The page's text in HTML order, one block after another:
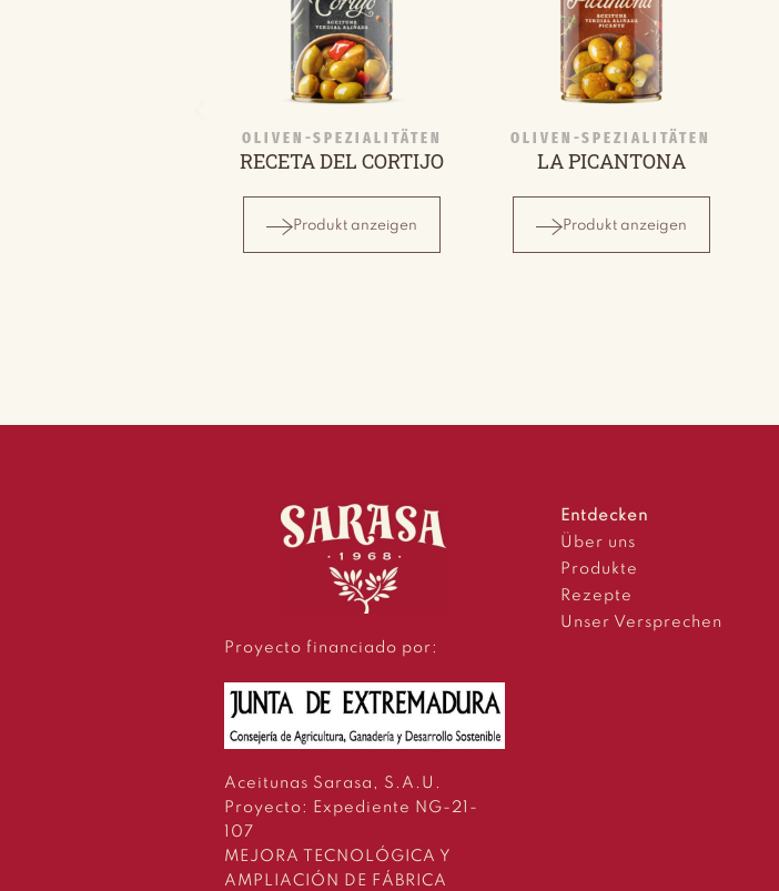
OLIVEN-SPEZIALITÄTEN
RECETA DEL CORTIJO
Produkt anzeigen
OLIVEN-SPEZIALITÄTEN
LA PICANTONA
Produkt anzeigen
Proyecto financiado por:
Aceitunas Sarasa, S.A.U.
Proyecto: Expediente NG-21-
107
MEJORA TECNOLÓGICA Y
AMPLIACIÓN DE FÁBRICA
Entdecken
Über uns
Produkte
Rezepte
Unser Versprechen